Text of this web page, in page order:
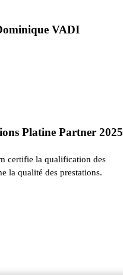
Platine Partner 2025
certifie la qualification des
la qualité des prestations.